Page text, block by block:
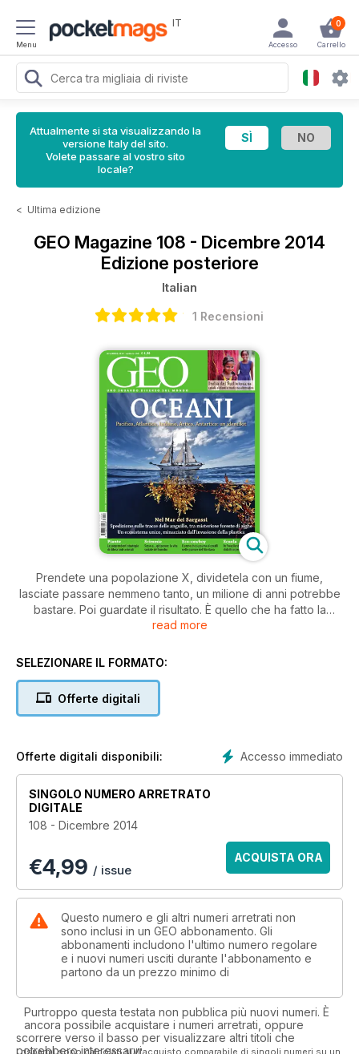
Menu
IT 0
Carrello
Accesso
Attualmente si sta visualizzando la
versione Italy del sito.
Volete passare al vostro sito
locale?
< Ultima edizione
GEO Magazine 108 - Dicembre 2014
Edizione posteriore
Italian
1 Recensioni
Prendete una popolazione X, dividetela con un fiume,
lasciate passare nemmeno tanto, un milione di anni potrebbe
bastare. Poi guardate il risultato. È quello che ha fatto la
nostra inviata nella giungla congolese,
Max Planck Institute stanno effettuando sui bonobo, scimmie
soprattutto sociali, totalmente diverse dai loro cugini. Un vero
tempi (5
la scienza deve affrontare per poter dare risposte serie e
“scientifiche”, in una parola – alle molte domande che si pone
read more
SELEZIONARE IL FORMATO:
Offerte digitali
Accesso immediato
Offerte digitali disponibili:
SINGOLO NUMERO ARRETRATO
DIGITALE
108 - Dicembre 2014
€4,99 / issue
ACQUISTA ORA
Questo numero e gli altri numeri arretrati non
sono inclusi in un GEO abbonamento. Gli
abbonamenti includono l'ultimo numero regolare
e i nuovi numeri usciti durante l'abbonamento e
partono da un prezzo minimo di
Purtroppo questa testata non pubblica più nuovi numeri. È
ancora possibile acquistare i numeri arretrati, oppure
scorrere verso il basso per visualizzare altri titoli che
potrebbero interessarvi.
I risparmi sono calcolati sull'acquisto comparabile di singoli numeri su un